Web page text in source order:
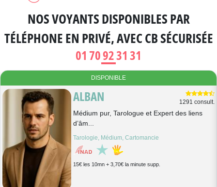
NOS VOYANTS DISPONIBLESPAR
TÉLÉPHONE EN PRIVÉ, AVEC CB SÉCURISÉE
01 70 92 31 31
DISPONIBLE
ALBAN 1291 consult.
Médium pur, Tarologue et Expert des liens
d’âm...
Tarologie, Médium, Cartomancie
15€ les 10mn + 3,70€ la minute supp.